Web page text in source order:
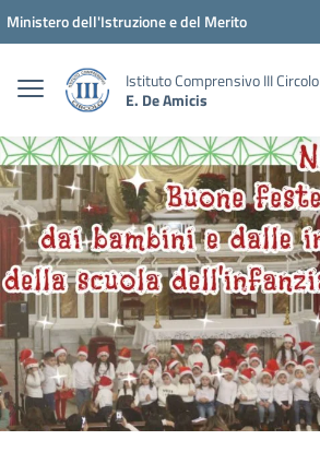
Vai ai contenuti
Vai al menu di navigazione
Vai al footer
Ministero dell'Istruzione e del Merito
Istituto Comprensivo III Circolo
E. De Amicis